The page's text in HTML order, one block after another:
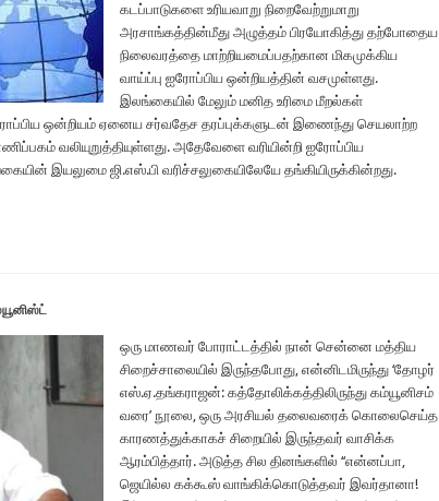
கடப்பாடுகளை உரியவாறு நிறைவேற்றுமாறு
அரசாங்கத்தின்மீது அழுத்தம் பிரயோகித்து தற்போதைய
நிலைவரத்தை மாற்றியமைப்பதற்கான மிகமுக்கிய
வாய்ப்பு ஐரோப்பிய ஒன்றியத்தின் வசமுள்ளது.
இலங்கையில் மேலும் மனித உரிமை மீறல்கள்
ஒன்றியம் ஏனைய சர்வதேச தரப்புக்களுடன் இணைந்து செயலாற்ற
வலியுறுத்தியுள்ளது. அதேவேளை வரியின்றி ஐரோப்பிய
இயலுமை ஜி.எஸ்.பி வரிச்சலுகையிலேயே தங்கியிருக்கின்றது.
ஒரு மாணவர் போராட்டத்தில் நான் சென்னை மத்திய
சிறைச்சாலையில் இருந்தபோது, என்னிடமிருந்து ‘தோழர்
எஸ்.ஏ.தங்கராஜன்: கத்தோலிக்கத்திலிருந்து கம்யூனிசம்
வரை’ நூலை, ஒரு அரசியல் தலைவரைக் கொலைசெய்த
காரணத்துக்காகச் சிறையில் இருந்தவர் வாசிக்க
ஆரம்பித்தார். அடுத்த சில தினங்களில் ‘‘என்னப்பா,
ஜெயில்ல கக்கூஸ் வாங்கிக்கொடுத்தவர் இவர்தானா!